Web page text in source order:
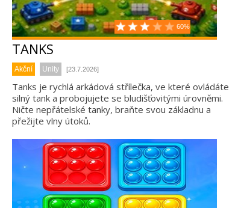
60%
TANKS
Akční Unity [23.7.2026]
Tanks je rychlá arkádová střílečka, ve které ovládáte
silný tank a probojujete se bludišťovitými úrovněmi.
Ničte nepřátelské tanky, braňte svou základnu a
přežijte vlny útoků.